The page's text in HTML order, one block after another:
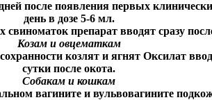
после появления первых
день в дозе 5-6 мл.
препарат вводят сразу
Козам и овцематкам
козлят и ягнят Оксилат
сутки после окота.
Собакам и кошкам
вагините и вульвовагините